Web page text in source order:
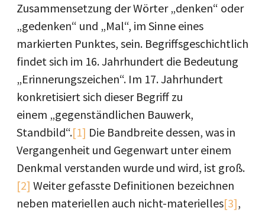
Zusammensetzung der Wörter „denken“ oder
„gedenken“ und „Mal“, im Sinne eines
markierten Punktes, sein. Begriffsgeschichtlich
findet sich im 16. Jahrhundert die Bedeutung
„Erinnerungszeichen“. Im 17. Jahrhundert
konkretisiert sich dieser Begriff zu
einem „gegenständlichen Bauwerk,
Standbild“.[1] Die Bandbreite dessen, was in
Vergangenheit und Gegenwart unter einem
Denkmal verstanden wurde und wird, ist groß.
[2] Weiter gefasste Definitionen bezeichnen
neben materiellen auch nicht-materielles[3],